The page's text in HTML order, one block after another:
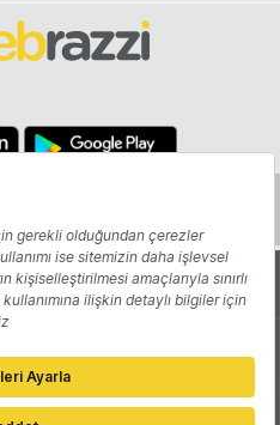
Yazarlar
Reklam